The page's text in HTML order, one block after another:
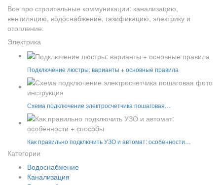
Все про строительные коммуникации: канализацию,
вентиляцию, водоснабжение, газификацию, электрику и
отопление.
Электрика
Подключение люстры: варианты + основные правила
Схема подключение электросчетчика пошаговая…
Как правильно подключить УЗО и автомат: особенности…
Категории
Водоснабжение
Канализация